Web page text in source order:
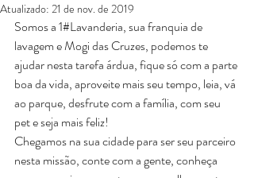
Atualizado: 21 de nov. de 2019
Somos a 1#Lavanderia, sua franquia de
lavagem e Mogi das Cruzes, podemos te
ajudar nesta tarefa árdua, fique só com a parte
boa da vida, aproveite mais seu tempo, leia, vá
ao parque, desfrute com a família, com seu
pet e seja mais feliz!
Chegamos na sua cidade para ser seu parceiro
nesta missão, conte com a gente, conheça